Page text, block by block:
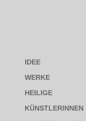
IDEE
WERKE
HEILIGE
KÜNSTLERINNEN